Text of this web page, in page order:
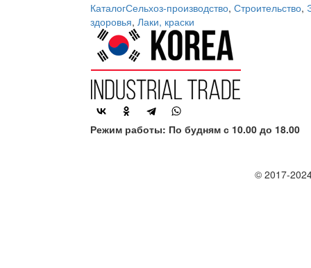
КаталогСельхоз-производство, Строительство,
здоровья, Лаки, краски
Режим работы: По будням с 10.00 до 18.00
© 2017-